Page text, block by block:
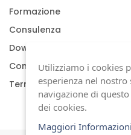
Formazione
Consulenza
Download documenti
Condizioni generali
Termini di garanzia
Utilizziamo i cookies
esperienza nel
navigazione di
dei cookies.
Maggiori Informazioni